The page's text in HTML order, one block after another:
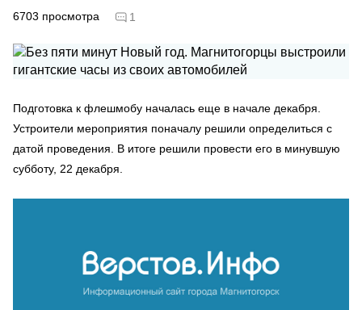
6703 просмотра 1
Подготовка к флешмобу началась еще в начале декабря.
Устроители мероприятия поначалу решили определиться с
датой проведения. В итоге решили провести его в минувшую
субботу, 22 декабря.